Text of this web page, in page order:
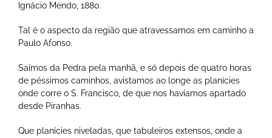
Ignácio Mendo, 1880.
Tal é o aspecto da região que atravessamos em caminho a
Paulo Afonso.
Saímos da Pedra pela manhã, e só depois de quatro horas
de péssimos caminhos, avistamos ao longe as planícies
onde corre o S. Francisco, de que nos havíamos apartado
desde Piranhas.
Que planícies niveladas, que tabuleiros extensos, onde a